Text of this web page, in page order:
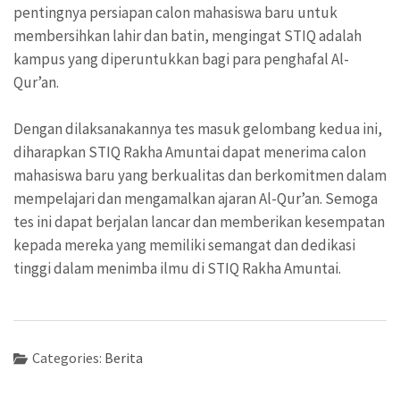
pentingnya persiapan calon mahasiswa baru untuk
membersihkan lahir dan batin, mengingat STIQ adalah
kampus yang diperuntukkan bagi para penghafal Al-
Qur’an.
Dengan dilaksanakannya tes masuk gelombang kedua ini,
diharapkan STIQ Rakha Amuntai dapat menerima calon
mahasiswa baru yang berkualitas dan berkomitmen dalam
mempelajari dan mengamalkan ajaran Al-Qur’an. Semoga
tes ini dapat berjalan lancar dan memberikan kesempatan
kepada mereka yang memiliki semangat dan dedikasi
tinggi dalam menimba ilmu di STIQ Rakha Amuntai.
Categories: Berita